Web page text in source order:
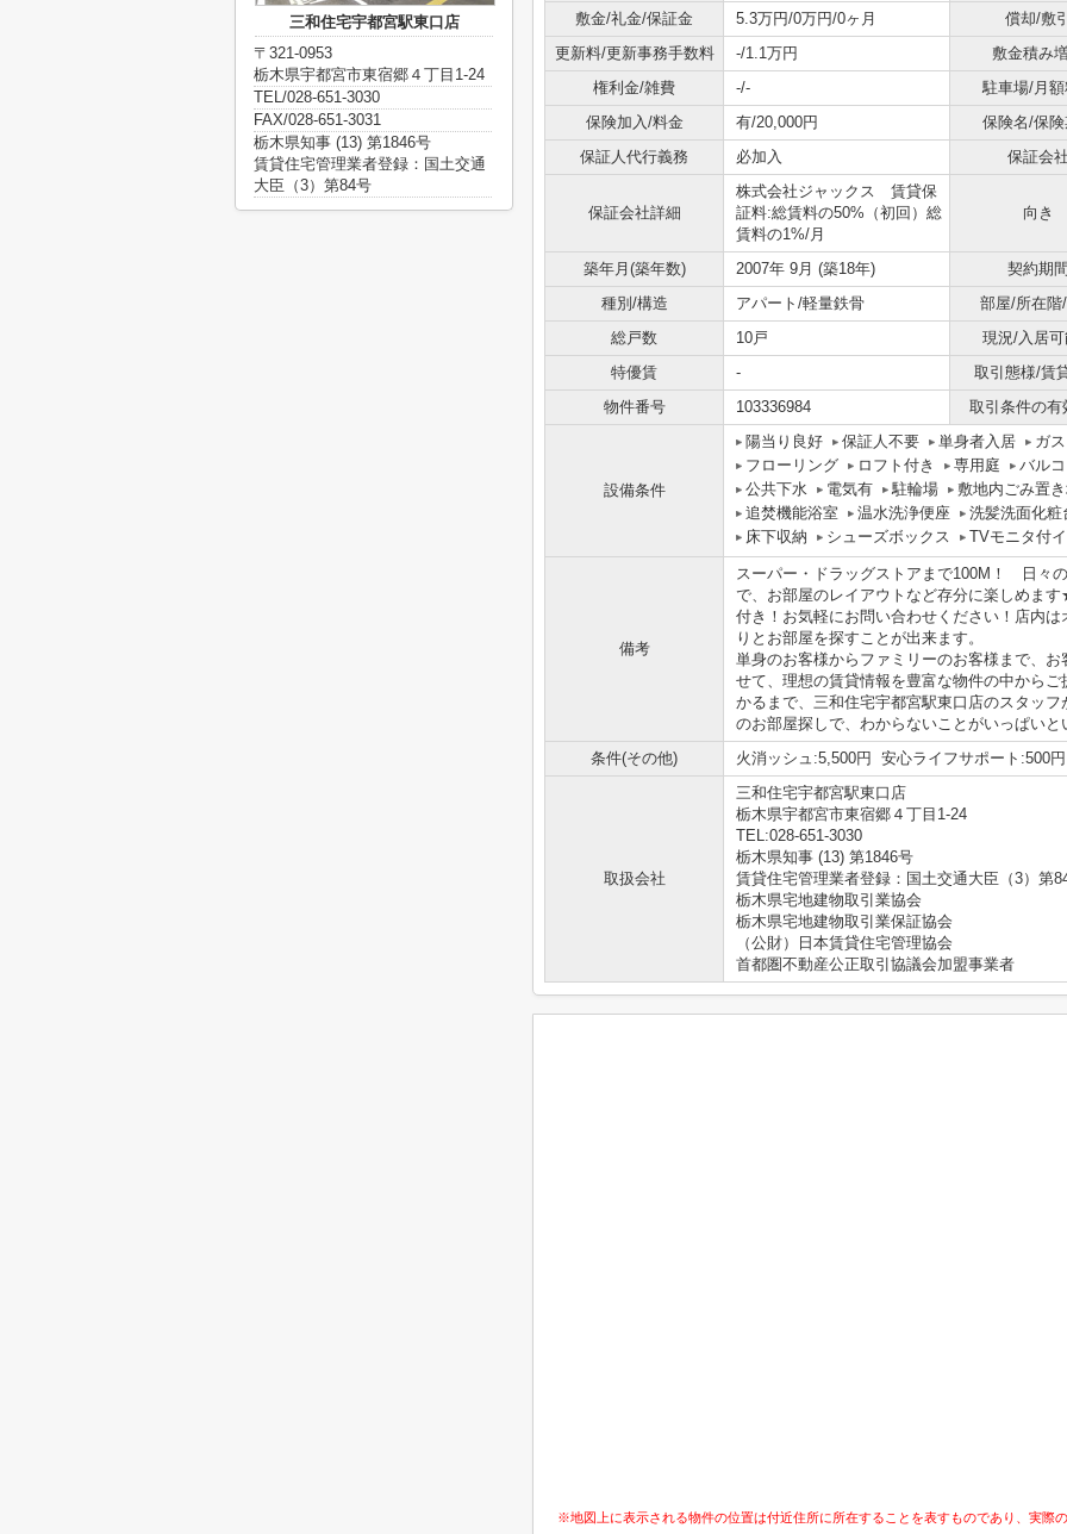
敷金/礼金/保証金
5.3万円/0万円/0ヶ月
償却/敷
更新料/更新事務手数料
-/1.1万円
敷金積み
権利金/雑費
-/-
駐車場/月
保険加入/料金
有/20,000円
保険名/保
保証人代行義務
必加入 保証会
保証会社詳細
株式会社ジャックス 賃貸保
証料:総賃料の50%（初回）総
賃料の1%/月
向き
築年月(築年数) 2007年 9月 (築18年)
契約期
種別/構造
アパート/軽量鉄骨
部屋/所在階
総戸数
10戸
現況/入居
特優賃
-
取引態様/賃
物件番号
103336984 取引条件の有
設備条件
陽当り良好 保証人不要 単身者入居
ガ
フローリング
ロフト付き 専用庭
バル
公共下水
電気有 駐輪場
敷地内ごみ置
追焚機能浴室
温水洗浄便座
洗髪洗面化粧
床下収納
シューズボックス TVモニタ付
備考
スーパー・ドラッグストアまで100M！ 日
で、お部屋のレイアウトなど存分に楽しめま
付き！お気軽にお問い合わせください！店内
りとお部屋を探すことが出来ます。
単身のお客様からファミリーのお客様まで、
せて、理想の賃貸情報を豊富な物件の中から
かるまで、三和住宅宇都宮駅東口店のスタッ
のお部屋探しで、わからないことがいっぱい
条件(その他)
火消ッシュ:5,500円 安心ライフサポート:500
取扱会社
三和住宅宇都宮駅東口店
栃木県宇都宮市東宿郷４丁目1-24
TEL:028-651-3030
栃木県知事 (13) 第1846号
賃貸住宅管理業者登録：国土交通大臣（3）第
栃木県宅地建物取引業協会
栃木県宅地建物取引業保証協会
（公財）日本賃貸住宅管理協会
首都圏不動産公正取引協議会加盟事業者
※地図上に表示される物件の位置は付近住所に所在することを表すものであり、実際
三和住宅宇都宮駅東口店
〒321-0953
栃木県宇都宮市東宿郷４丁目1-24
TEL/028-651-3030
FAX/028-651-3031
栃木県知事 (13) 第1846号
賃貸住宅管理業者登録：国土交通
大臣（3）第84号